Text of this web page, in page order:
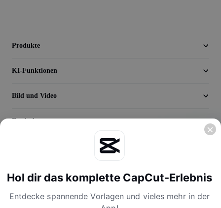
Produkte
KI-Funktionen
Bild und Video
Entdecken
Hol dir das komplette CapCut-Erlebnis
Entdecke spannende Vorlagen und vieles mehr in der